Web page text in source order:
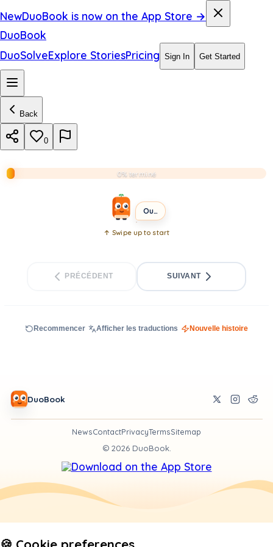
NewDuoBook is now on the App Store →
DuoBook
DuoSolveExplore StoriesPricing Sign In Get Started
Back
0
0% terminé
Ouvrez le livre
o
y
.
SHORT
↑ Swipe up to start
PRÉCÉDENT SUIVANT
Recommencer Afficher les traductions Nouvelle histoire
DuoBook
NewsContactPrivacyTermsSitemap
© 2026DuoBook.